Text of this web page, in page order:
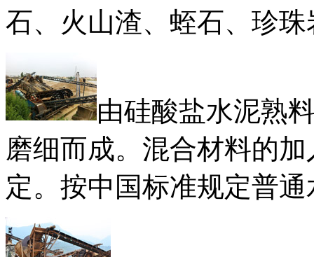
石、火山渣、蛭石、珍
由硅酸盐水泥熟
磨细而成。混合材料的
定。按中国标准规定普